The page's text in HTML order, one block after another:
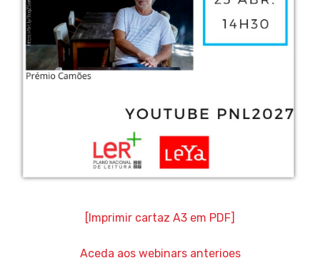
Imprimir cartaz A3 em PDF]
Aceda aos webinars anterioes